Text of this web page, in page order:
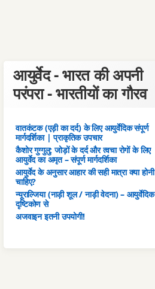
आयुर्वेद - भारत की अपनी
परंपरा - भारतीयों का गौरव
वातकंटक (एड़ी का दर्द) के लिए आयुर्वेदिक संपूर्ण
मार्गदर्शिका | प्राकृतिक उपचार
कैशोर गुग्गुलु: जोड़ों के दर्द और त्वचा रोगों के लिए
आयुर्वेद का अमृत – संपूर्ण मार्गदर्शिका
आयुर्वेद के अनुसार आहार की सही मात्रा क्या होनी
चाहिए?
न्यूराल्जिया (नाड़ी शूल / नाड़ी वेदना) – आयुर्वेदिक
दृष्टिकोण से
अजवाइन इतनी उपयोगी!